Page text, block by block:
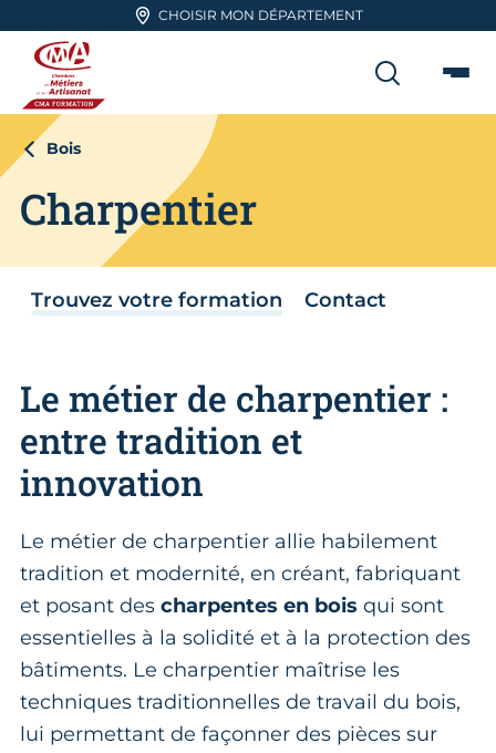
Aller en haut de pageCHOISIR MON DÉPARTEMENT
CMA FORMATION
Bois
Charpentier
Trouvez votre formation Contact
Le métier de charpentier :
entre tradition et
innovation
Le métier de charpentier allie habilement
tradition et modernité, en créant, fabriquant
et posant des charpentes en bois qui sont
essentielles à la solidité et à la protection des
bâtiments. Le charpentier maîtrise les
techniques traditionnelles de travail du bois,
lui permettant de façonner des pièces sur